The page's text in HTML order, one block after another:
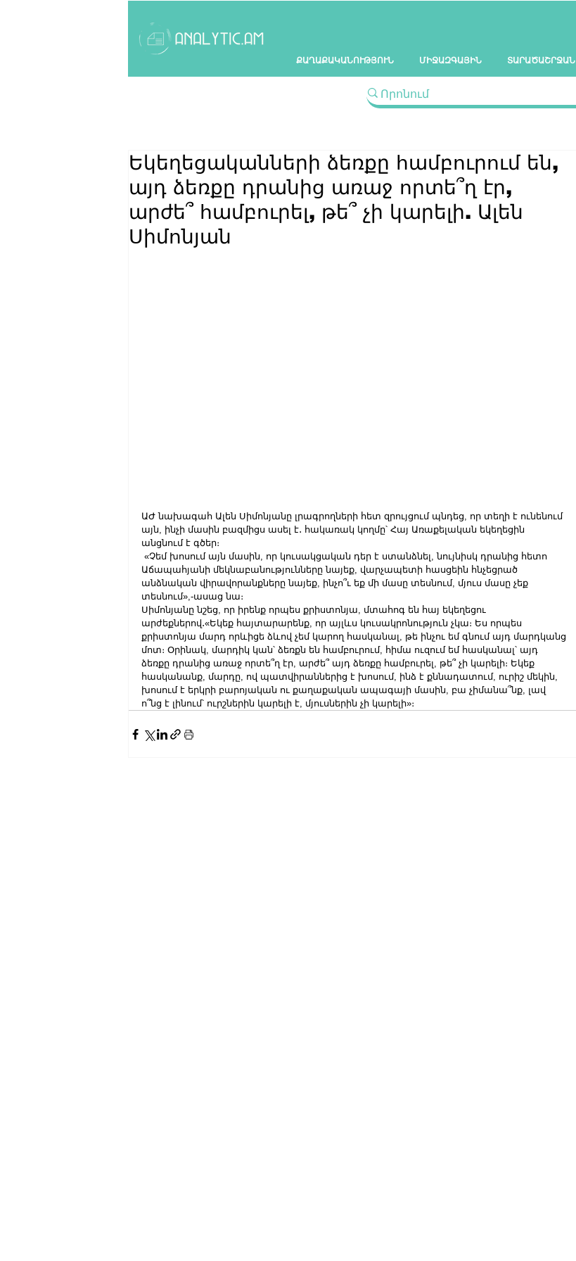
ՔԱՂԱՔԱԿԱՆՈՒԹՅՈՒՆ ՄԻՋԱԶԳԱՅԻՆ ՏԱՐԱԾԱՇՐՋԱՆ
Եկեղեցականների ձեռքը համբուրում են,
այդ ձեռքը դրանից առաջ որտե՞ղ էր,
արժե՞ համբուրել, թե՞ չի կարելի. Ալեն
Սիմոնյան
ԱԺ նախագահ Ալեն Սիմոնյանը լրագրողների հետ զրույցում պնդեց, որ տեղի է ունենում
այն, ինչի մասին բազմիցս ասել է․ հակառակ կողմը՝ Հայ Առաքելական եկեղեցին
անցնում է գծեր։
«Չեմ խոսում այն մասին, որ կուսակցական դեր է ստանձնել, նույնիսկ դրանից հետո
Աճապահյանի մեկնաբանությունները նայեք, վարչապետի հասցեին հնչեցրած
անձնական վիրավորանքները նայեք, ինչո՞ւ եք մի մասը տեսնում, մյուս մասը չեք
տեսնում»,-ասաց նա։
Սիմոնյանը նշեց, որ իրենք որպես քրիստոնյա, մտահոգ են հայ եկեղեցու
արժեքներով․«Եկեք հայտարարենք, որ այլևս կուսակրոնություն չկա։ Ես որպես
քրիստոնյա մարդ որևիցե ձևով չեմ կարող հասկանալ, թե ինչու եմ գնում այդ մարդկանց
մոտ։ Օրինակ, մարդիկ կան՝ ձեռքն են համբուրում, հիմա ուզում եմ հասկանալ՝ այդ
ձեռքը դրանից առաջ որտե՞ղ էր, արժե՞ այդ ձեռքը համբուրել, թե՞ չի կարելի։ Եկեք
հասկանանք, մարդը, ով պատվիրաններից է խոսում, ինձ է քննադատում, ուրիշ մեկին,
խոսում է երկրի բարոյական ու քաղաքական ապագայի մասին, բա չիմանա՞նք, լավ
ո՞նց է լինում՝ ուրշներին կարելի է, մյուսներին չի կարելի»։